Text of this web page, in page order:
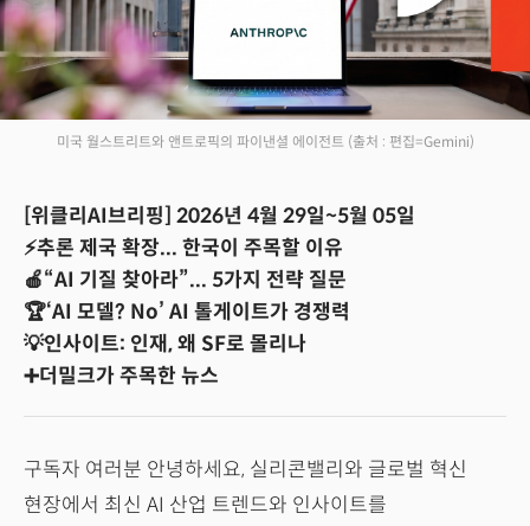
미국 월스트리트와 앤트로픽의 파이낸셜 에이전트 (출처 : 편집=Gemini)
[위클리AI브리핑] 2026년 4월 29일~5월 05일
⚡추론 제국 확장... 한국이 주목할 이유
🍎“AI 기질 찾아라”... 5가지 전략 질문
🏆‘AI 모델? No’ AI 톨게이트가 경쟁력
💡인사이트: 인재, 왜 SF로 몰리나
➕더밀크가 주목한 뉴스
구독자 여러분 안녕하세요, 실리콘밸리와 글로벌 혁신
현장에서 최신 AI 산업 트렌드와 인사이트를